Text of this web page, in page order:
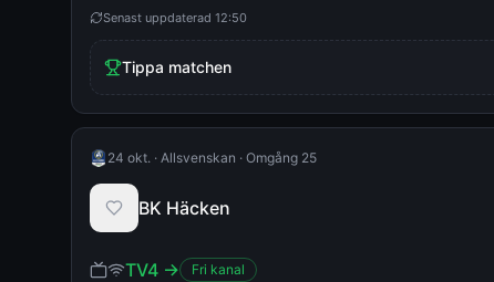
Senast uppdaterad 12:50
Tippa matchen
24 okt. · Allsvenskan · Omgång 25
BK Häcken
TV4 → Fri kanal